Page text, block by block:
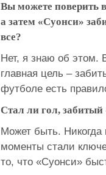
Вы можете поверить
а затем «Суонси»
все?
Нет, я знаю об этом.
главная цель –
футболе есть
Стал ли гол,
Может быть. Никогда
моменты стали
то, что «Суонси»